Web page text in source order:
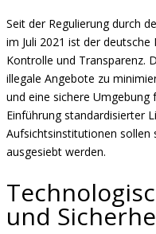
Seit der Regulierung durch
im Juli 2021 ist der
Kontrolle und Transparenz.
illegale Angebote zu
und eine sichere Umgebung
Einführung standardisierter
Aufsichtsinstitutionen sollen
ausgesiebt werden.
und